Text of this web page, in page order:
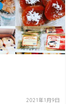
2021年1月9日